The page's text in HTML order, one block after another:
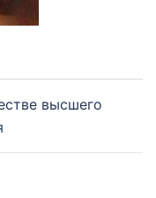
высшего